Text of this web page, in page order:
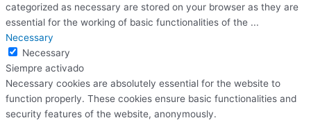
categorized as necessary are stored on your browser as they are
essential for the working of basic functionalities of the ...
Necessary
Necessary
Siempre activado
Necessary cookies are absolutely essential for the website to
function properly. These cookies ensure basic functionalities and
security features of the website, anonymously.